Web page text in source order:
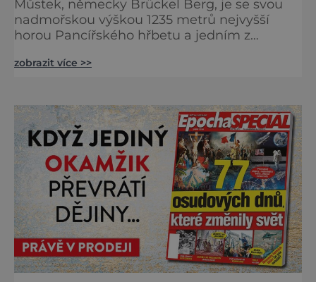
Můstek, německy Brückel Berg, je se svou
nadmořskou výškou 1235 metrů nejvyšší
horou Pancířského hřbetu a jedním z
Šumavy. Přestože nestojí v centru hlavních
Můstek si dodnes uchovává syrový horský
charakter, klid a zvláštní atmosféru
šumavských hřebenů, kde se střídá hustý les
zobrazit více >>